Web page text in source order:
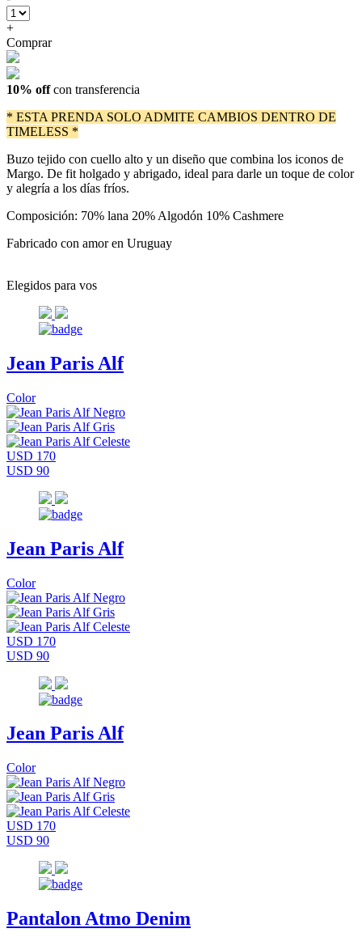
+
Comprar
10% offcon transferencia
* ESTA PRENDA SOLO ADMITE CAMBIOS DENTRO DE
TIMELESS *
Buzo tejido con cuello alto y un diseño que combina los iconos de
Margo. De fit holgado y abrigado, ideal para darle un toque de color
y alegría a los días fríos.
Composición: 70% lana 20% Algodón 10% Cashmere
Fabricado con amor en Uruguay
Elegidos para vos
Jean Paris Alf
Color
USD 170
USD 90
Jean Paris Alf
Color
USD 170
USD 90
Jean Paris Alf
Color
USD 170
USD 90
Pantalon Atmo Denim